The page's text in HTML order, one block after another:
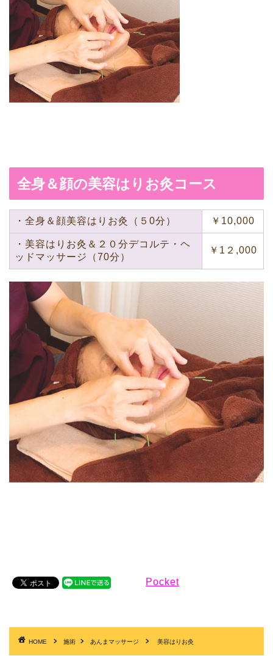
全身＆顔の美容はりお灸コース
・全身＆顔美容はりお灸（５0分） ￥10,000
・美容はりお灸＆２０分デコルテ・ヘ
ッドマッサージ（70分）
￥1２,000
Pocket
HOME 施術 あんまマッサージ 美容はりお灸